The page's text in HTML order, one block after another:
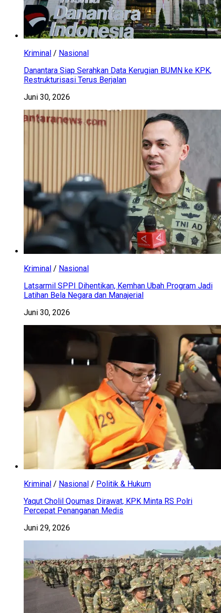
Kriminal / Nasional
Danantara Siap Serahkan Data Kerugian BUMN ke KPK,
Restrukturisasi Terus Berjalan
Juni 30, 2026
Kriminal / Nasional
Latsarmil SPPI Dihentikan, Kemhan Ubah Program Jadi
Latihan Bela Negara dan Manajerial
Juni 30, 2026
Kriminal / Nasional / Politik & Hukum
Yaqut Cholil Qoumas Dirawat, KPK Minta RS Polri
Percepat Penanganan Medis
Juni 29, 2026